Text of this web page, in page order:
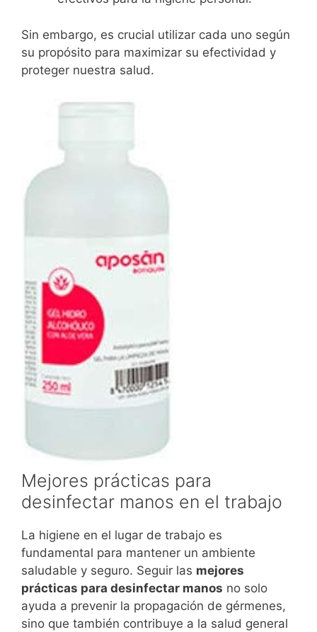
Sin embargo, es crucial utilizar cada uno según
su propósito para maximizar su efectividad y
proteger nuestra salud.
Mejores prácticas para
desinfectar manos en el trabajo
La higiene en el lugar de trabajo es
fundamental para mantener un ambiente
saludable y seguro. Seguir las mejores
prácticas para desinfectar manos no solo
ayuda a prevenir la propagación de gérmenes,
sino que también contribuye a la salud general